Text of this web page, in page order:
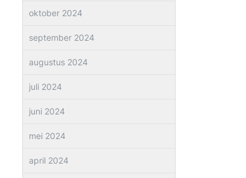
oktober 2024
september 2024
augustus 2024
juli 2024
juni 2024
mei 2024
april 2024